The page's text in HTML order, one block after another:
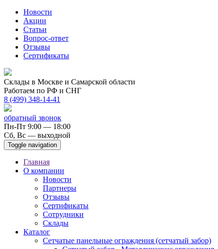
Новости
Акции
Статьи
Вопрос-ответ
Отзывы
Сертификаты
Склады в Москве и Самарской области
Работаем по РФ и СНГ
8 (499) 348-14-41
обратный звонок
Пн-Пт 9:00 — 18:00
Сб, Вс — выходной
Toggle navigation
Главная
О компании
Новости
Партнеры
Отзывы
Сертификаты
Сотрудники
Склады
Каталог
Сетчатые панельные ограждения (сетчатый забор)